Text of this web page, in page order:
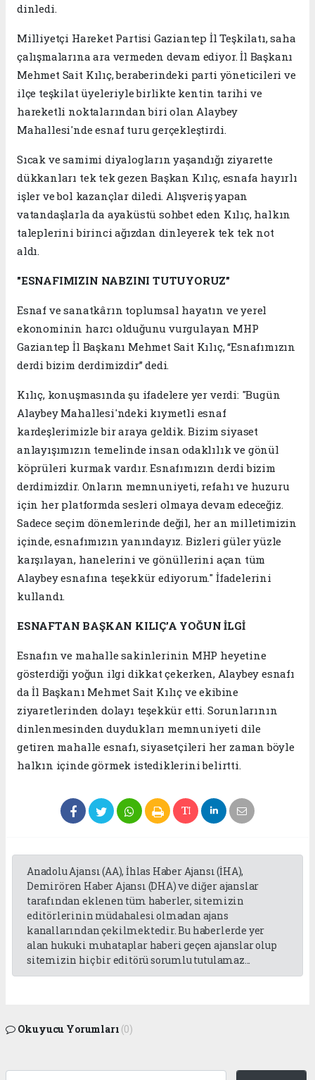
dinledi.
Milliyetçi Hareket Partisi Gaziantep İl Teşkilatı, saha
çalışmalarına ara vermeden devam ediyor. İl Başkanı
Mehmet Sait Kılıç, beraberindeki parti yöneticileri ve
ilçe teşkilat üyeleriyle birlikte kentin tarihi ve
hareketli noktalarından biri olan Alaybey
Mahallesi'nde esnaf turu gerçekleştirdi.
Sıcak ve samimi diyalogların yaşandığı ziyarette
dükkanları tek tek gezen Başkan Kılıç, esnafa hayırlı
işler ve bol kazançlar diledi. Alışveriş yapan
vatandaşlarla da ayaküstü sohbet eden Kılıç, halkın
taleplerini birinci ağızdan dinleyerek tek tek not
aldı.
"ESNAFIMIZIN NABZINI TUTUYORUZ"
Esnaf ve sanatkârın toplumsal hayatın ve yerel
ekonominin harcı olduğunu vurgulayan MHP
Gaziantep İl Başkanı Mehmet Sait Kılıç, “Esnafımızın
derdi bizim derdimizdir” dedi.
Kılıç, konuşmasında şu ifadelere yer verdi: "Bugün
Alaybey Mahallesi'ndeki kıymetli esnaf
kardeşlerimizle bir araya geldik. Bizim siyaset
anlayışımızın temelinde insan odaklılık ve gönül
köprüleri kurmak vardır. Esnafımızın derdi bizim
derdimizdir. Onların memnuniyeti, refahı ve huzuru
için her platformda sesleri olmaya devam edeceğiz.
Sadece seçim dönemlerinde değil, her an milletimizin
içinde, esnafımızın yanındayız. Bizleri güler yüzle
karşılayan, hanelerini ve gönüllerini açan tüm
Alaybey esnafına teşekkür ediyorum." İfadelerini
kullandı.
ESNAFTAN BAŞKAN KILIÇ’A YOĞUN İLGİ
Esnafın ve mahalle sakinlerinin MHP heyetine
gösterdiği yoğun ilgi dikkat çekerken, Alaybey esnafı
da İl Başkanı Mehmet Sait Kılıç ve ekibine
ziyaretlerinden dolayı teşekkür etti. Sorunlarının
dinlenmesinden duydukları memnuniyeti dile
getiren mahalle esnafı, siyasetçileri her zaman böyle
halkın içinde görmek istediklerini belirtti.
Anadolu Ajansı (AA), İhlas Haber Ajansı (İHA),
Demirören Haber Ajansı (DHA) ve diğer ajanslar
tarafından eklenen tüm haberler, sitemizin
editörlerinin müdahalesi olmadan ajans
kanallarından çekilmektedir. Bu haberlerde yer
alan hukuki muhataplar haberi geçen ajanslar olup
sitemizin hiç bir editörü sorumlu tutulamaz...
Okuyucu Yorumları (0)